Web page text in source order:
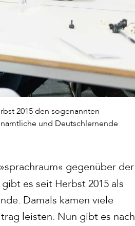
2015 den sogenannten
und Deutschlernende
gegenüber der
es seit Herbst 2015 als
Damals kamen viele
leisten. Nun gibt es nach